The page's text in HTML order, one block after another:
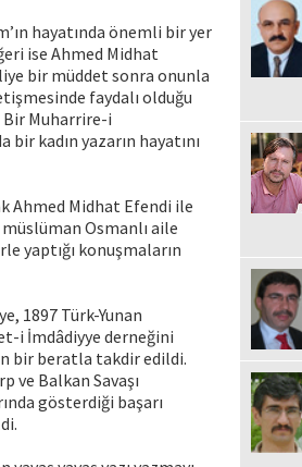
hayatında önemli bir yer
ise Ahmed Midhat
bir müddet sonra onunla
faydalı olduğu
Bir Muharrire-i
kadın yazarın hayatını
Ahmed Midhat Efendi ile
Osmanlı aile
yaptığı konuşmaların
1897 Türk-Yunan
i İmdâdiyye derneğini
bir beratla takdir edildi.
ve Balkan Savaşı
gösterdiği başarı